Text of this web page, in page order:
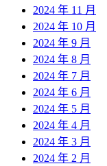
2024 年 11 月
2024 年 10 月
2024 年 9 月
2024 年 8 月
2024 年 7 月
2024 年 6 月
2024 年 5 月
2024 年 4 月
2024 年 3 月
2024 年 2 月